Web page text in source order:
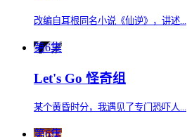
改编自耳根同名小说《仙逆》，讲述...
第6集
Let's Go 怪奇组
某个黄昏时分，我遇见了专门恐吓人...
第6集